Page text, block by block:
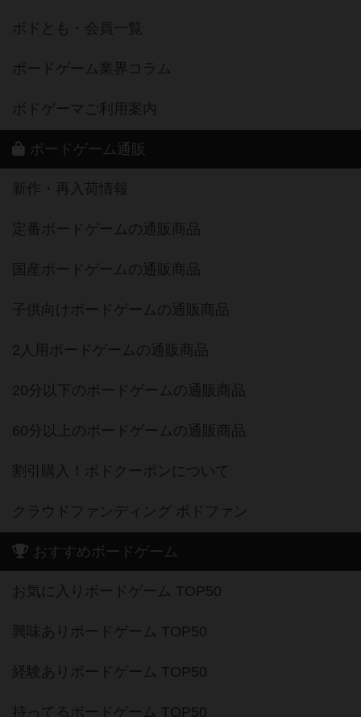
ボドとも・会員一覧
ボードゲーム業界コラム
ボドゲーマご利用案内
ボードゲーム通販
新作・再入荷情報
定番ボードゲームの通販商品
国産ボードゲームの通販商品
子供向けボードゲームの通販商品
2人用ボードゲームの通販商品
20分以下のボードゲームの通販商品
60分以上のボードゲームの通販商品
割引購入！ボドクーポンについて
クラウドファンディング ボドファン
おすすめボードゲーム
お気に入りボードゲーム TOP50
興味ありボードゲーム TOP50
経験ありボードゲーム TOP50
持ってるボードゲーム TOP50